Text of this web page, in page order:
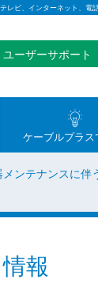
レビ、インターネット、電
ユーザーサポート
ケーブルプラス
ンテナンスに伴
報